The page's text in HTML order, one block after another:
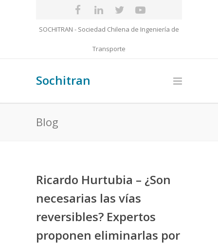
SOCHITRAN - Sociedad Chilena de Ingeniería de
Transporte
Sochitran
Blog
Ricardo Hurtubia – ¿Son
necesarias las vías
reversibles? Expertos
proponen eliminarlas por